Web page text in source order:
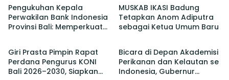
Pengukuhan Kepala
Perwakilan Bank Indonesia
Provinsi Bali: Memperkuat
Pertumbuhan Ekonomi Bali
MUSKAB IKASI Badung
Tetapkan Anom Adiputra
sebagai Ketua Umum Baru
Berita
Giri Prasta Pimpin Rapat
Perdana Pengurus KONI
Bali 2026–2030, Siapkan
Berita
Bicara di Depan Akademisi
Perikanan dan Kelautan se
Indonesia, Gubernur
Berita Berita